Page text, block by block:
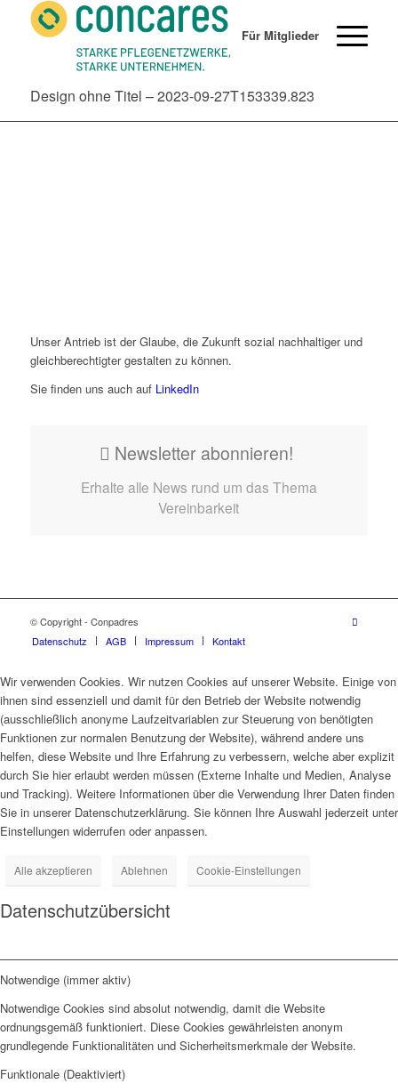
Für Mitglieder
Design ohne Titel – 2023-09-27T153339.823
Unser Antrieb ist der Glaube, die Zukunft sozial nachhaltiger und
gleichberechtigter gestalten zu können.
Sie finden uns auch aufLinkedIn
Newsletter abonnieren!
Erhalte alle News rund um das Thema
Vereinbarkeit
© Copyright - Conpadres
Datenschutz
AGB Impressum Kontakt
Wir verwenden Cookies. Wir nutzen Cookies auf unserer Website. Einige von
ihnen sind essenziell und damit für den Betrieb der Website notwendig
(ausschließlich anonyme Laufzeitvariablen zur Steuerung von benötigten
Funktionen zur normalen Benutzung der Website), während andere uns
helfen, diese Website und Ihre Erfahrung zu verbessern, welche aber explizit
durch Sie hier erlaubt werden müssen (Externe Inhalte und Medien, Analyse
und Tracking). Weitere Informationen über die Verwendung Ihrer Daten finden
Sie in unserer Datenschutzerklärung. Sie können Ihre Auswahl jederzeit unter
Einstellungen widerrufen oder anpassen.
Alle akzeptieren Ablehnen Cookie-Einstellungen
Datenschutzübersicht
Notwendige (immer aktiv)
Notwendige Cookies sind absolut notwendig, damit die Website
ordnungsgemäß funktioniert. Diese Cookies gewährleisten anonym
grundlegende Funktionalitäten und Sicherheitsmerkmale der Website.
Funktionale (Deaktiviert)